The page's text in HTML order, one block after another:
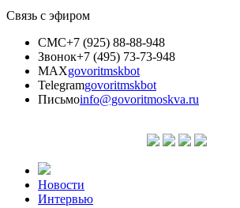
Связь с эфиром
СМС+7 (925) 88-88-948
Звонок+7 (495) 73-73-948
MAXgovoritmskbot
Telegramgovoritmskbot
Письмоinfo@govoritmoskva.ru
Новости
Интервью